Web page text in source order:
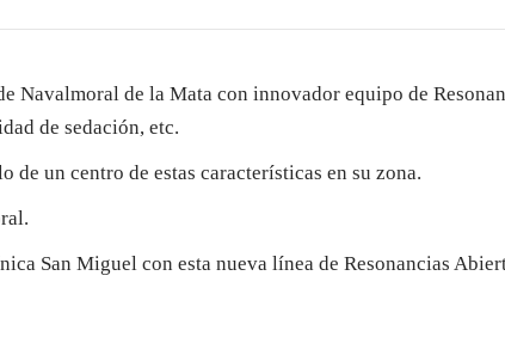
PLASENCIA
Navalmoral de la Mata con innovador equipo de
de sedación, etc.
de un centro de estas características en su zona.
San Miguel con esta nueva línea de Resonancias